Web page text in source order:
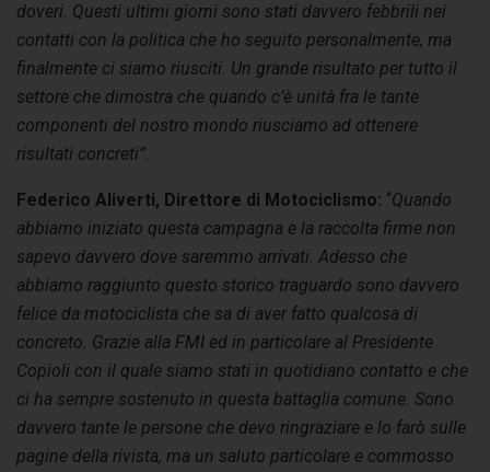
doveri. Questi ultimi giorni sono stati davvero febbrili nei
contatti con la politica che ho seguito personalmente, ma
finalmente ci siamo riusciti. Un grande risultato per tutto il
settore che dimostra che quando c’è unità fra le tante
componenti del nostro mondo riusciamo ad ottenere
risultati concreti”.
Federico Aliverti, Direttore di Motociclismo: “Quando
abbiamo iniziato questa campagna e la raccolta firme non
sapevo davvero dove saremmo arrivati. Adesso che
abbiamo raggiunto questo storico traguardo sono davvero
felice da motociclista che sa di aver fatto qualcosa di
concreto. Grazie alla FMI ed in particolare al Presidente
Copioli con il quale siamo stati in quotidiano contatto e che
ci ha sempre sostenuto in questa battaglia comune. Sono
davvero tante le persone che devo ringraziare e lo farò sulle
pagine della rivista, ma un saluto particolare e commosso